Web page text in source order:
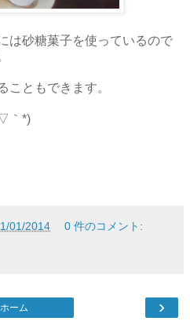
は砂糖菓子を使っているので
こともできます。
｀*)
01/2014 0 件のコメント:
›
ホーム